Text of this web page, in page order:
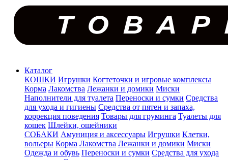
Каталог
КОШКИ Игрушки Когтеточки и игровые комплексы
Корма Лакомства Лежанки и домики Миски
Наполнители для туалета Переноски и сумки Средства
для ухода и гигиены Средства от пятен и запаха,
коррекция поведения Товары для груминга Туалеты для
кошек Шлейки, ошейники
СОБАКИ Амуниция и аксессуары Игрушки Клетки,
вольеры Корма Лакомства Лежанки и домики Миски
Одежда и обувь Переноски и сумки Средства для ухода